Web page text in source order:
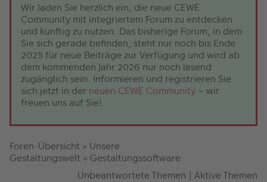
Wir laden Sie herzlich ein, die neue CEWE
Community mit integriertem Forum zu entdecken
und künftig zu nutzen. Das bisherige Forum, in dem
Sie sich gerade befinden, steht nur noch bis Ende
2025 für neue Beiträge zur Verfügung und wird ab
dem kommenden Jahr 2026 nur noch lesend
zugänglich sein. Informieren und registrieren Sie
sich jetzt in der neuen CEWE Community – wir
freuen uns auf Sie!
Foren-Übersicht » Unsere
Gestaltungswelt » Gestaltungssoftware
Unbeantwortete Themen | Aktive Themen